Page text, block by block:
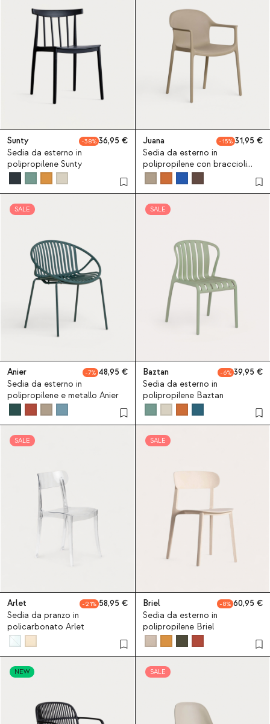
Sunty 38
36,95
Sedia da esterno in
polipropilene Sunty
Juana 15
31,95
Sedia da esterno in
polipropilene con braccioli
Juana
SALE
Anier 7
48,95
Sedia da esterno in
polipropilene e metallo Anier
SALE
Baztan 6
39,95
Sedia da esterno in
polipropilene Baztan
SALE
Arlet 21
58,95
Sedia da pranzo in
policarbonato Arlet
SALE
Briel 8
60,95
Sedia da esterno in
polipropilene Briel
NEW SALE